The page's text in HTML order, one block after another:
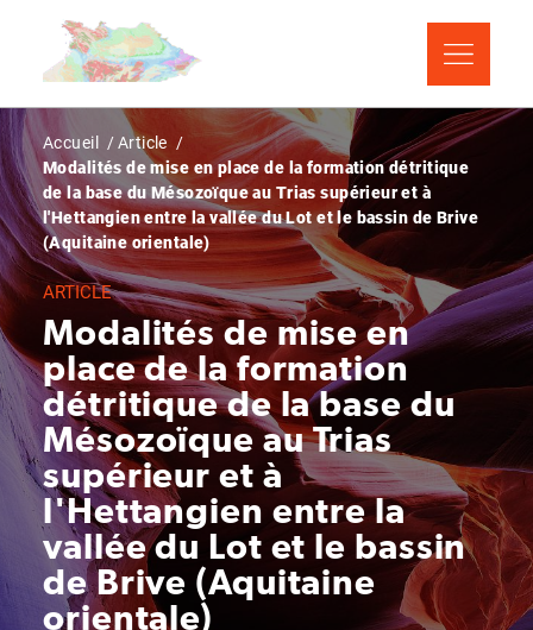
contenu
Fil
d'Ariane
Accueil
Article
Modalités de mise en place de la formation détritique
de la base du Mésozoïque au Trias supérieur et à
l'Hettangien entre la vallée du Lot et le bassin de Brive
(Aquitaine orientale)
ARTICLE
Modalités de mise en
place de la formation
détritique de la base du
Mésozoïque au Trias
supérieur et à
l'Hettangien entre la
vallée du Lot et le bassin
de Brive (Aquitaine
orientale)